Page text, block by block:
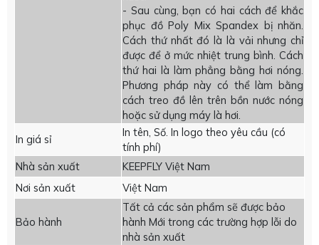
- Sau cùng, bạn có hai cách để khắc
phục đồ Poly Mix Spandex bị nhăn.
Cách thứ nhất đó là là vải nhưng chỉ
được để ở mức nhiệt trung bình. Cách
thứ hai là làm phẳng bằng hơi nóng.
Phương pháp này có thể làm bằng
cách treo đồ lên trên bồn nước nóng
hoặc sử dụng máy là hơi.
In giá sỉ
In tên, Số. In logo theo yêu cầu (có
tính phí)
Nhà sản xuất
KEEPFLY Việt Nam
Nơi sản xuất
Việt Nam
Bảo hành
Tất cả các sản phẩm sẽ được bảo
hành Mới trong các trường hợp lỗi do
nhà sản xuất